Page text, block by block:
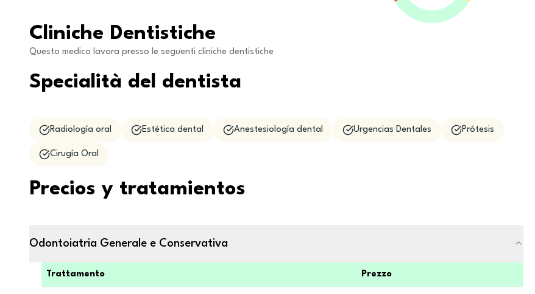
Cliniche Dentistiche
Questo medico lavora presso le seguenti cliniche dentistiche
Specialità del dentista
Radiología oral Estética dental Anestesiología dental Urgencias Dentales Prótesis
Cirugía Oral
Precios y tratamientos
Odontoiatria Generale e Conservativa
Trattamento Prezzo